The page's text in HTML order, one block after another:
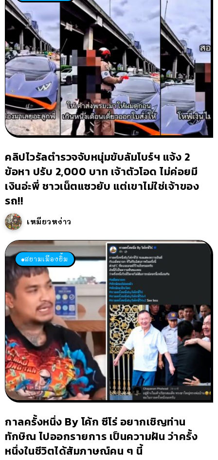
คลิปไวรัลตำรวจจับหนุ่มขับลัมโบร์ฯ แจ้ง 2
ข้อหา ปรับ 2,000 บาท เจ้าตัวโอด ไม่ค่อยมี
เงินอ่ะพี่ ชาวเน็ตแซวยับ แต่เขาไม่ใช่เจ้าของ
รถ!!
เหมียวหง่าว
สยามเมืองยิ้ม
กาลครั้งหนึ่ง By โค้ก ซีโร่ อยากเชิญท่าน
ทักษิณ ไปออกรายการ เป็นความฝัน ว่าครั้ง
หนึ่งในชีวิตได้สัมภาษณ์คน ๆ นี้